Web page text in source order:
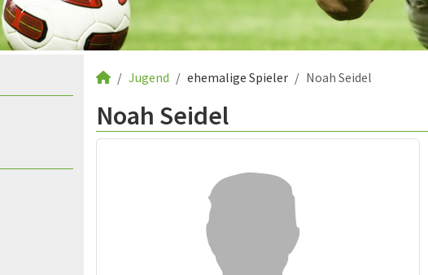
Jugend ehemalige Spieler Noah Seidel
Noah Seidel